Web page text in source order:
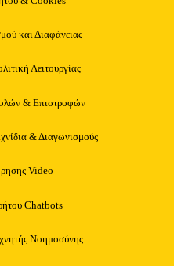
και Διαφάνειας
Λειτουργίας
& Επιστροφών
& Διαγωνισμούς
Video
Chatbots
Νοημοσύνης